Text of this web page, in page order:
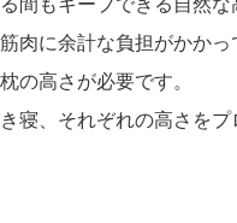
に余計な負担がかかっ
の高さが必要です。
、それぞれの高さを